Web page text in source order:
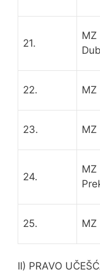
21.
MZ
22. MZ
23. MZ
24.
MZ
25. MZ
II) PRAVO